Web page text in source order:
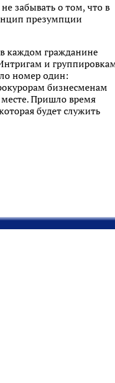
забывать о том, что в
презумпции
каждом гражданине
и
номер один:
бизнесменам
месте. Пришло время
будет служить